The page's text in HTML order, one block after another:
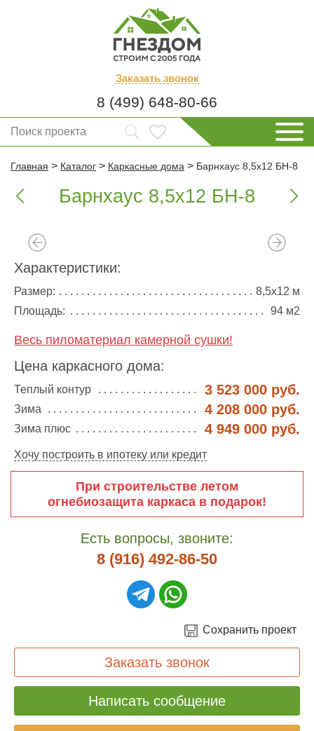
Заказать звонок
8 (499) 648-80-66
Главная > Каталог > Каркасные дома > Барнхаус 8,5х12 БН-8
 Барнхаус 8,5х12 БН-8 
Характеристики:
Размер:
8,5х12 м
Площадь:
94 м2
Весь пиломатериал камерной сушки!
Цена каркасного дома:
Теплый контур 3 523 000 руб.
Зима 4 208 000 руб.
Зима плюс 4 949 000 руб.
Хочу построить в ипотеку или кредит
При строительстве летом
огнебиозащита каркаса в подарок!
Есть вопросы, звоните:
8 (916) 492-86-50
Сохранить проект
Заказать звонок
Написать сообщение